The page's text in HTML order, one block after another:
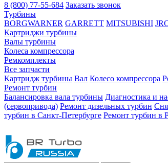
8 (800) 77-55-684 Заказать звонок
Турбины
BORGWARNER GARRETT MITSUBISHI
Картриджи турбины
Валы турбины
Колеса компрессора
Ремкомплекты
Все запчасти
Картридж турбины Вал Колесо компрессора
Ремонт турбин
Балансировка вала турбины Диагностика и
(сервопривода) Ремонт дизельных турбин
турбин в Санкт-Петербурге Ремонт турбин в